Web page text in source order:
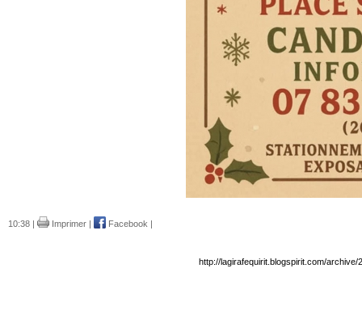
10:38 | Imprimer Facebook
http://lagirafequirit.blogspirit.com/